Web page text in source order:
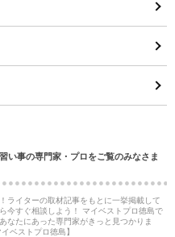
い事の専門家・プロをご覧のみなさま
ライターの取材記事をもとに一挙掲載して
今すぐ相談しよう！ マイベストプロ徳島で
なたにあった専門家がきっと見つかりま
ベストプロ徳島】